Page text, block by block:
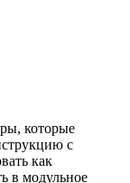
которые
с
как
в модульное